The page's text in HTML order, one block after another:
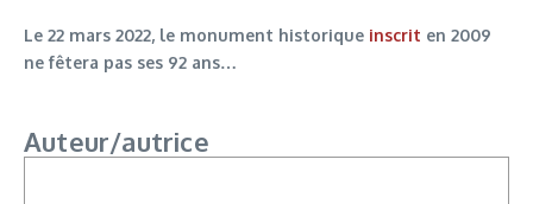
Le 22 mars 2022, le monument historique inscrit en 2009
ne fêtera pas ses 92 ans…
Auteur/autrice